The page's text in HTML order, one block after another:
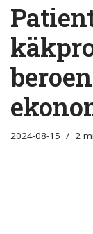
2024-08-15 2